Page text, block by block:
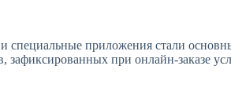
приложения стали
зафиксированных при онлайн-заказе